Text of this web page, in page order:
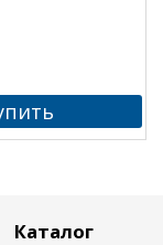
Каталог